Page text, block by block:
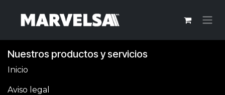
Nuestros productos y servicios
Inicio
Aviso legal